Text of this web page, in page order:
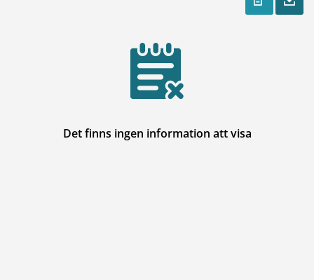
Det finns ingen information att visa